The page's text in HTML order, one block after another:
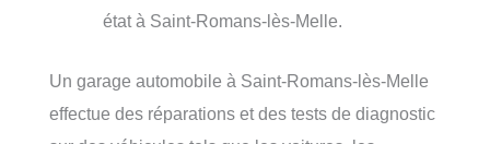
état à Saint-Romans-lès-Melle.
Un garage automobile à Saint-Romans-lès-Melle
effectue des réparations et des tests de diagnostic